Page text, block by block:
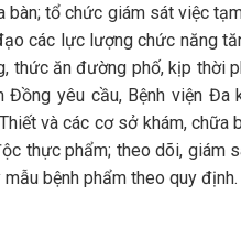
bàn; tổ chức giám sát việc
các lực lượng chức năng
thức ăn đường phố, kịp thời
yêu cầu, Bệnh viện Đa
và các cơ sở khám,
thực phẩm; theo dõi, giám
bệnh phẩm theo quy định.